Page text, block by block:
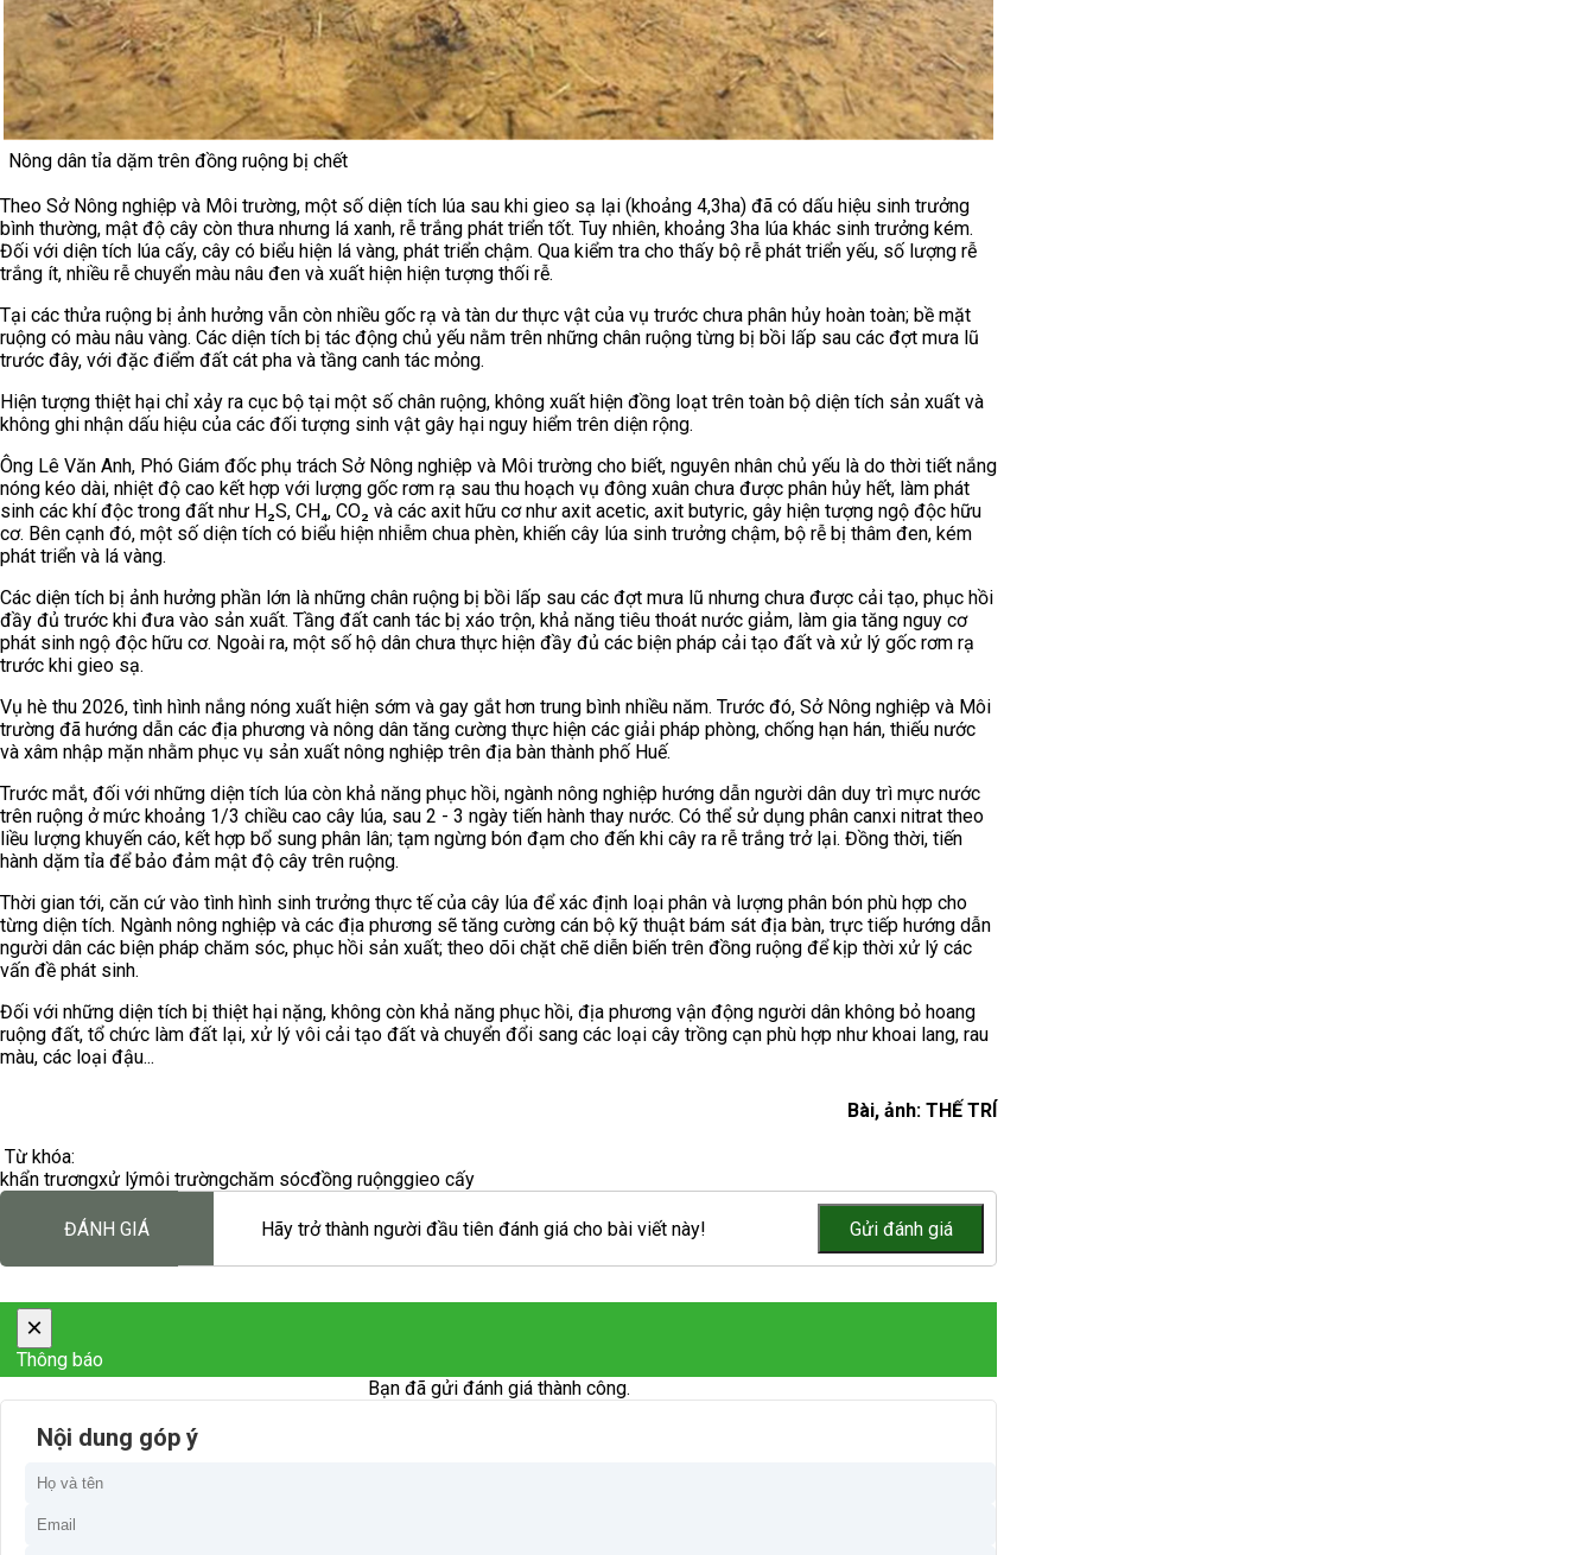
Nông dân tỉa dặm trên đồng ruộng bị chết
Theo Sở Nông nghiệp và Môi trường, một số diện tích lúa sau khi gieo sạ lại (khoảng 4,3ha) đã có dấu hiệu sinh trưởng
bình thường, mật độ cây còn thưa nhưng lá xanh, rễ trắng phát triển tốt. Tuy nhiên, khoảng 3ha lúa khác sinh trưởng kém.
Đối với diện tích lúa cấy, cây có biểu hiện lá vàng, phát triển chậm. Qua kiểm tra cho thấy bộ rễ phát triển yếu, số lượng rễ
trắng ít, nhiều rễ chuyển màu nâu đen và xuất hiện hiện tượng thối rễ.
Tại các thửa ruộng bị ảnh hưởng vẫn còn nhiều gốc rạ và tàn dư thực vật của vụ trước chưa phân hủy hoàn toàn; bề mặt
ruộng có màu nâu vàng. Các diện tích bị tác động chủ yếu nằm trên những chân ruộng từng bị bồi lấp sau các đợt mưa lũ
trước đây, với đặc điểm đất cát pha và tầng canh tác mỏng.
Hiện tượng thiệt hại chỉ xảy ra cục bộ tại một số chân ruộng, không xuất hiện đồng loạt trên toàn bộ diện tích sản xuất và
không ghi nhận dấu hiệu của các đối tượng sinh vật gây hại nguy hiểm trên diện rộng.
Ông Lê Văn Anh, Phó Giám đốc phụ trách Sở Nông nghiệp và Môi trường cho biết, nguyên nhân chủ yếu là do thời tiết nắng
nóng kéo dài, nhiệt độ cao kết hợp với lượng gốc rơm rạ sau thu hoạch vụ đông xuân chưa được phân hủy hết, làm phát
sinh các khí độc trong đất như H₂S, CH₄, CO₂ và các axit hữu cơ như axit acetic, axit butyric, gây hiện tượng ngộ độc hữu
cơ. Bên cạnh đó, một số diện tích có biểu hiện nhiễm chua phèn, khiến cây lúa sinh trưởng chậm, bộ rễ bị thâm đen, kém
phát triển và lá vàng.
Các diện tích bị ảnh hưởng phần lớn là những chân ruộng bị bồi lấp sau các đợt mưa lũ nhưng chưa được cải tạo, phục hồi
đầy đủ trước khi đưa vào sản xuất. Tầng đất canh tác bị xáo trộn, khả năng tiêu thoát nước giảm, làm gia tăng nguy cơ
phát sinh ngộ độc hữu cơ. Ngoài ra, một số hộ dân chưa thực hiện đầy đủ các biện pháp cải tạo đất và xử lý gốc rơm rạ
trước khi gieo sạ.
Vụ hè thu 2026, tình hình nắng nóng xuất hiện sớm và gay gắt hơn trung bình nhiều năm. Trước đó, Sở Nông nghiệp và Môi
trường đã hướng dẫn các địa phương và nông dân tăng cường thực hiện các giải pháp phòng, chống hạn hán, thiếu nước
và xâm nhập mặn nhằm phục vụ sản xuất nông nghiệp trên địa bàn thành phố Huế.
Trước mắt, đối với những diện tích lúa còn khả năng phục hồi, ngành nông nghiệp hướng dẫn người dân duy trì mực nước
trên ruộng ở mức khoảng 1/3 chiều cao cây lúa, sau 2 - 3 ngày tiến hành thay nước. Có thể sử dụng phân canxi nitrat theo
liều lượng khuyến cáo, kết hợp bổ sung phân lân; tạm ngừng bón đạm cho đến khi cây ra rễ trắng trở lại. Đồng thời, tiến
hành dặm tỉa để bảo đảm mật độ cây trên ruộng.
Thời gian tới, căn cứ vào tình hình sinh trưởng thực tế của cây lúa để xác định loại phân và lượng phân bón phù hợp cho
từng diện tích. Ngành nông nghiệp và các địa phương sẽ tăng cường cán bộ kỹ thuật bám sát địa bàn, trực tiếp hướng dẫn
người dân các biện pháp chăm sóc, phục hồi sản xuất; theo dõi chặt chẽ diễn biến trên đồng ruộng để kịp thời xử lý các
vấn đề phát sinh.
Đối với những diện tích bị thiệt hại nặng, không còn khả năng phục hồi, địa phương vận động người dân không bỏ hoang
ruộng đất, tổ chức làm đất lại, xử lý vôi cải tạo đất và chuyển đổi sang các loại cây trồng cạn phù hợp như khoai lang, rau
màu, các loại đậu...
Bài, ảnh: THẾ TRÍ
Từ khóa:
khẩn trươngxử lýmôi trườngchăm sócđồng ruộnggieo cấy
ĐÁNH GIÁ Hãy trở thành người đầu tiên đánh giá cho bài viết này!
×
Thông báo
Bạn đã gửi đánh giá thành công.
Nội dung góp ý